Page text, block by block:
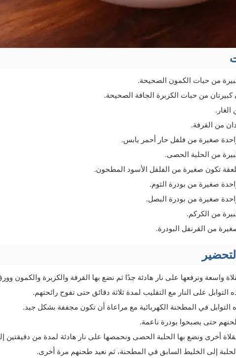
من حبات الكمون الصحيحة.
كبيرتان من حبات الكزبرة الجافة الصحيحة.
من القرفة.
صغيرة من فلفل حار أحمر يابس.
من الحلبة الحصى.
تكون صغيرة من الفلفل الأسود المطحون.
صغيرة من بودرة الثوم.
صغيرة من بودرة البصل.
من الكركم.
من القرنفل البودرة.
واسعة ونرفعها على نار هادئة جدًا ثم نضع بها القرفة والكزبرة والكمون
التوابل على النار مع التقليب لمدة ثلاثة دقائق حتى تفوح رائحتهم.
التوابل في المطحنة الكهربائية مع مراعاة أن تكون مجففة بشكل جيد.
حتى يصبحوا بودرة ناعمة.
أخرى ونضع بها الحلبة الحصى ونحمصها على نار هادئة لمدة من دقيقتين
إلى الخليط السابق في المطحنة، ثم نعيد طحنهم مرة أخرى.